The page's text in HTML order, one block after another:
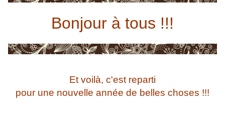
Bonjour à tous !!!
Et voilà, c'est reparti
pour une nouvelle année de belles choses !!!